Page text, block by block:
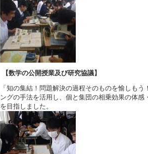
【数学の公開授業及び研究協議】
「知の集結！問題解決の過程そのものを愉しも
ングの手法を活用し、個と集団の相乗効果の体感
を目指しました。